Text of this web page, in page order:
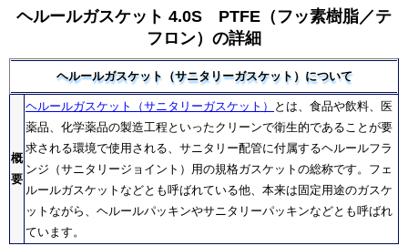
ヘルールガスケット 4.0S PTFE（フッ素樹脂／テ
フロン）の詳細
ヘルールガスケット（サニタリーガスケット）について
概
要
ヘルールガスケット（サニタリーガスケット）
とは、食品や飲料、医
薬品、化学薬品の製造工程といったクリーンで衛生的であることが要
求される環境で使用される、サニタリー配管に付属するヘルールフラ
ンジ（サニタリージョイント）用の規格ガスケットの総称です。フェ
ルールガスケットなどとも呼ばれている他、本来は固定用途のガスケ
ットながら、ヘルールパッキンやサニタリーパッキンなどとも呼ばれ
ています。